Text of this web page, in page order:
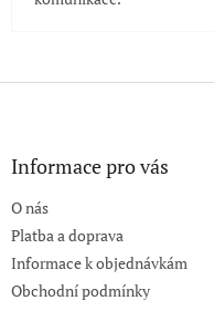
Z
Informace pro vás
O nás
Platba a doprava
Informace k objednávkám
Obchodní podmínky